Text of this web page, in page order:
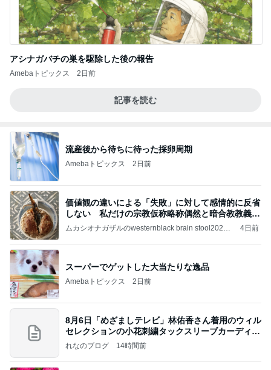
アシナガバチの巣を駆除した後の報告
Amebaトピックス 2日前
記事を読む
流産後から待ちに待った採卵周期
Amebaトピックス 2日前
価値観の違いによる「失敗」に対して感情的に反省
しない 私だけの宗教仮称略称偶然と暗合教教義候
補
ムカシオナガザルのwesternblack brain stool2024
ガザル
4日前
スーパーでゲットした大当たりな逸品
Amebaトピックス 2日前
8月6日「めざましテレビ」林佑香さん着用のウィル
セレクションの小花刺繍タックスリーブカーディガ
ン
れなのブログ 14時間前